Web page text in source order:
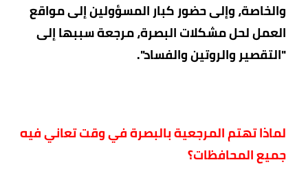
والخاصة، وإلى حضور كبار المسؤولين إلى مواقع
العمل لحل مشكلات البصرة، مرجعة سببها إلى
"التقصير والروتين والفساد".
لماذا تهتمالمرجعيةبالبصرة في وقت تعاني فيه
جميع المحافظات؟